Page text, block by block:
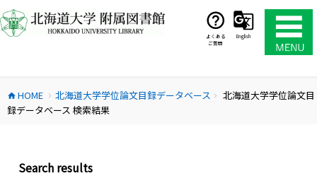
ン
テ
ス
キ
よくある
ご質問
English
home HOME chevron_right 北海道大学学位論文目録データベース chevron_right
北海道大学学位論文目
録データベース 検索結果
Search results